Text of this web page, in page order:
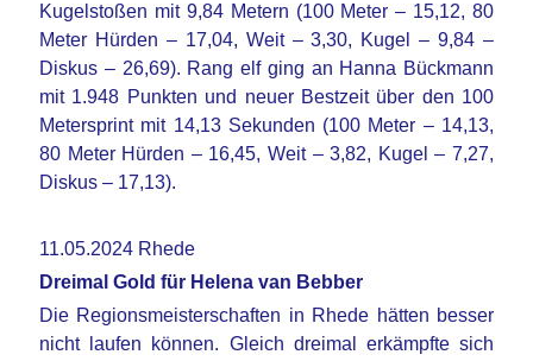
Kugelstoßen mit 9,84 Metern (100 Meter – 15,12, 80
Meter Hürden – 17,04, Weit – 3,30, Kugel – 9,84 –
Diskus – 26,69). Rang elf ging an Hanna Bückmann
mit 1.948 Punkten und neuer Bestzeit über den 100
Metersprint mit 14,13 Sekunden (100 Meter – 14,13,
80 Meter Hürden – 16,45, Weit – 3,82, Kugel – 7,27,
Diskus – 17,13).
11.05.2024 Rhede
Dreimal Gold für Helena van Bebber
Die Regionsmeisterschaften in Rhede hätten besser
nicht laufen können. Gleich dreimal erkämpfte sich